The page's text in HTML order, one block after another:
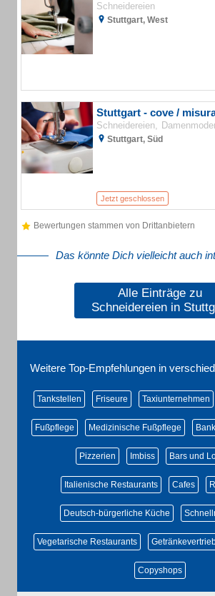
Schneidereien
Stuttgart, West
Stuttgart - cove /
Schneidereien
Stuttgart, Süd
Jetzt geschlossen
Bewertungen stammen von Drittanbietern
Das könnte Dich vielleicht auch
Alle Einträge zu
Schneidereien in
Weitere Top-Empfehlungen in
Tankstellen Friseure Taxiunternehmen
Fußpflege Medizinische Fußpflege
Pizzerien Imbiss Bars und
Italienische Restaurants Cafes
Deutsch-bürgerliche Küche
Vegetarische Restaurants
Copyshops